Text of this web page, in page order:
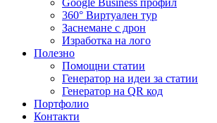
360° Виртуален тур
Заснемане с дрон
Изработка на лого
Полезно
Помощни статии
Генератор на идеи за статии
Генератор на QR код
Портфолио
Контакти